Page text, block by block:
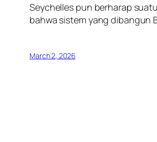
Seychelles pun berharap
bahwa sistem yang dibangun
March 2, 2026